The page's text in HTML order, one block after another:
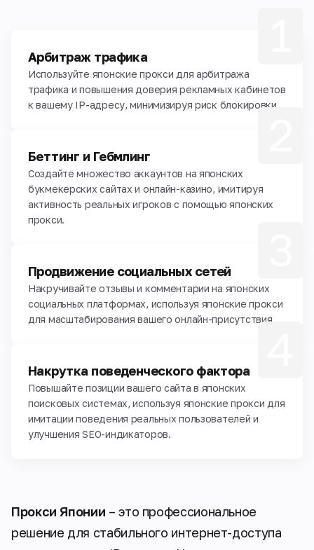
Арбитраж трафика
Используйте японские прокси для арбитража
трафика и повышения доверия рекламных кабинетов
к вашему IP-адресу, минимизируя риск блокировки.
Беттинг и Гебмлинг
Создайте множество аккаунтов на японских
букмекерских сайтах и онлайн-казино, имитируя
активность реальных игроков с помощью японских
прокси.
Продвижение социальных сетей
Накручивайте отзывы и комментарии на японских
социальных платформах, используя японские прокси
для масштабирования вашего онлайн-присутствия.
Накрутка поведенческого фактора
Повышайте позиции вашего сайта в японских
поисковых системах, используя японские прокси для
имитации поведения реальных пользователей и
улучшения SEO-индикаторов.
Прокси Японии – это профессиональное
решение для стабильного интернет-доступа